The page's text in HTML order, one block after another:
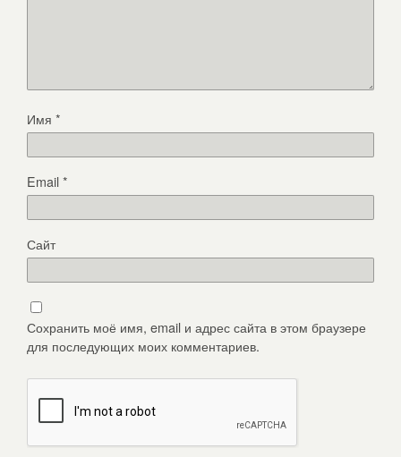
Имя *
Email*
Сайт
Сохранить моё имя, email и адрес сайта в этом браузере
для последующих моих комментариев.